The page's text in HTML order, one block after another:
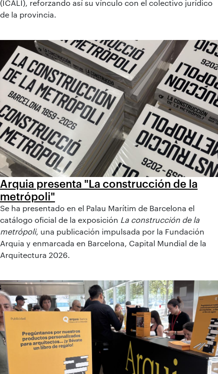
(ICALI), reforzando así su vínculo con el colectivo jurídico
de la provincia.
Arquia presenta "La construcción de la
metrópoli"
Se ha presentado en el Palau Marítim de Barcelona el
catálogo oficial de la exposición La construcción de la
metrópoli, una publicación impulsada por la Fundación
Arquia y enmarcada en Barcelona, Capital Mundial de la
Arquitectura 2026.